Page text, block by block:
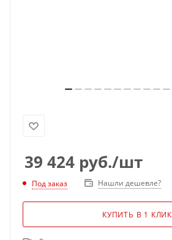
39 424 руб./шт
Под заказ Нашли дешевле?
КУПИТЬ В 1 КЛИК